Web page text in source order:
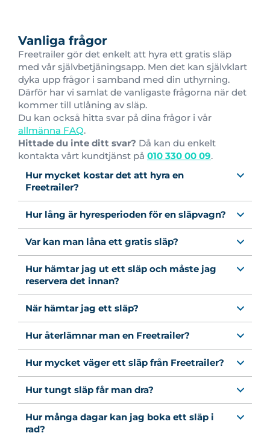
Vanliga frågor
Freetrailer gör det enkelt att hyra ett gratis släp
med vår självbetjäningsapp. Men det kan självklart
dyka upp frågor i samband med din uthyrning.
Därför har vi samlat de vanligaste frågorna när det
kommer till utlåning av släp.
Du kan också hitta svar på dina frågor i vår
allmänna FAQ.
Hittade du inte ditt svar? Då kan du enkelt
kontakta vårt kundtjänst på 010 330 00 09.
Hur mycket kostar det att hyra en
Freetrailer?
Hur lång är hyresperioden för en släpvagn?
Var kan man låna ett gratis släp?
Hur hämtar jag ut ett släp och måste jag
reservera det innan?
När hämtar jag ett släp?
Hur återlämnar man en Freetrailer?
Hur mycket väger ett släp från Freetrailer?
Hur tungt släp får man dra?
Hur många dagar kan jag boka ett släp i
rad?